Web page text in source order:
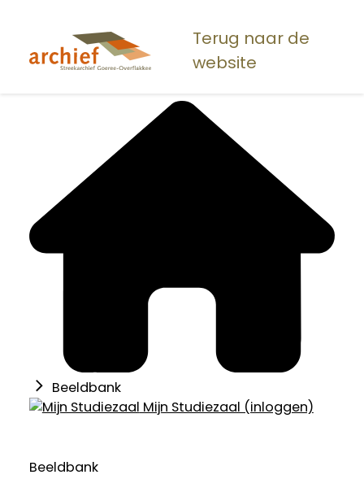
naar
Terug naar de
website
Beeldbank
Mijn Studiezaal (inloggen)
Beeldbank